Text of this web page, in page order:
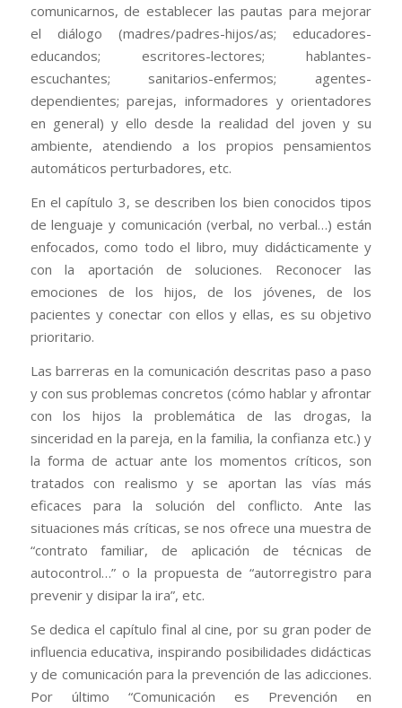
comunicarnos, de establecer las pautas para mejorar
el diálogo (madres/padres-hijos/as; educadores-
educandos; escritores-lectores; hablantes-
escuchantes; sanitarios-enfermos; agentes-
dependientes; parejas, informadores y orientadores
en general) y ello desde la realidad del joven y su
ambiente, atendiendo a los propios pensamientos
automáticos perturbadores, etc.
En el capítulo 3, se describen los bien conocidos tipos
de lenguaje y comunicación (verbal, no verbal…) están
enfocados, como todo el libro, muy didácticamente y
con la aportación de soluciones. Reconocer las
emociones de los hijos, de los jóvenes, de los
pacientes y conectar con ellos y ellas, es su objetivo
prioritario.
Las barreras en la comunicación descritas paso a paso
y con sus problemas concretos (cómo hablar y afrontar
con los hijos la problemática de las drogas, la
sinceridad en la pareja, en la familia, la confianza etc.) y
la forma de actuar ante los momentos críticos, son
tratados con realismo y se aportan las vías más
eficaces para la solución del conflicto. Ante las
situaciones más críticas, se nos ofrece una muestra de
“contrato familiar, de aplicación de técnicas de
autocontrol…” o la propuesta de “autorregistro para
prevenir y disipar la ira”, etc.
Se dedica el capítulo final al cine, por su gran poder de
influencia educativa, inspirando posibilidades didácticas
y de comunicación para la prevención de las adicciones.
Por último “Comunicación es Prevención en